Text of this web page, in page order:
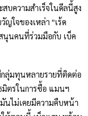
บความสำเร็จในดีลนี้สูง
ญใจของเหล่า "เร้ด
นุนคนที่ร่วมมือกับ เบ็ค
กลุ่มทุนหลายรายที่ติดต่อ
ตรในการซื้อ แมนฯ
นไม่เคยมีความคืบหน้า